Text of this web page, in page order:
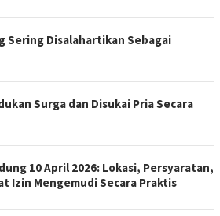
Sering Disalahartikan Sebagai
Surga dan Disukai Pria Secara
10 April 2026: Lokasi, Persyaratan,
Izin Mengemudi Secara Praktis